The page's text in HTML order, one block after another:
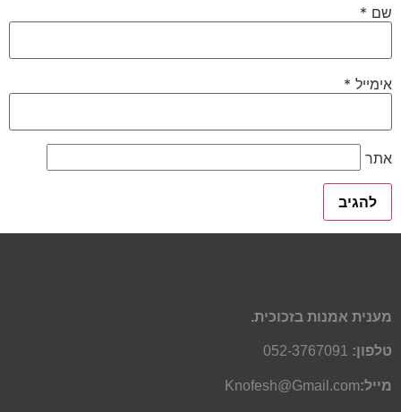
שם *
אימייל *
אתר
מענית אמנות בזכוכית.
טלפון: 052-3767091
מייל:Knofesh@Gmail.com